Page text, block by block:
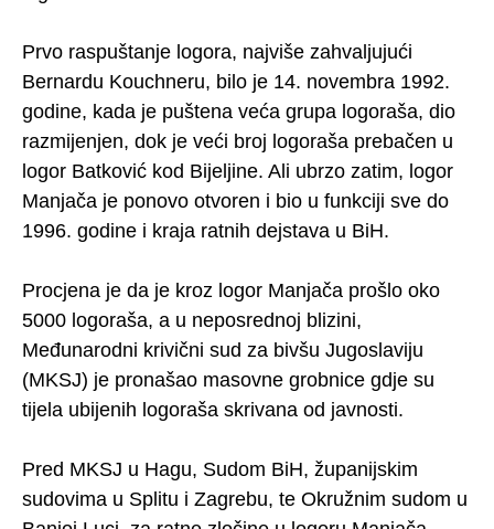
Prvo raspuštanje logora, najviše zahvaljujući
Bernardu Kouchneru, bilo je 14. novembra 1992.
godine, kada je puštena veća grupa logoraša, dio
razmijenjen, dok je veći broj logoraša prebačen u
logor Batković kod Bijeljine. Ali ubrzo zatim, logor
Manjača je ponovo otvoren i bio u funkciji sve do
1996. godine i kraja ratnih dejstava u BiH.
Procjena je da je kroz logor Manjača prošlo oko
5000 logoraša, a u neposrednoj blizini,
Međunarodni krivični sud za bivšu Jugoslaviju
(MKSJ) je pronašao masovne grobnice gdje su
tijela ubijenih logoraša skrivana od javnosti.
Pred MKSJ u Hagu, Sudom BiH, županijskim
sudovima u Splitu i Zagrebu, te Okružnim sudom u